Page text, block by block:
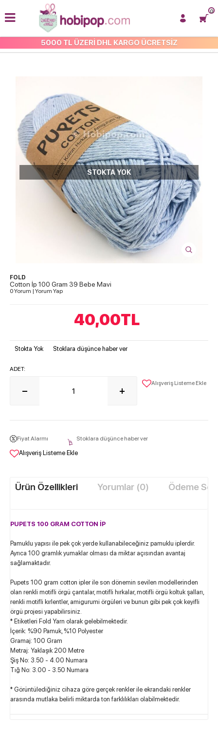
5000 TL ÜZERİ DHL KARGO ÜCRETSİZ
0
ÇOK AMAÇLI COTTON İP
STOKTA YOK
FOLD
Cotton İp 100 Gram 39 Bebe Mavi
0 Yorum | Yorum Yap
40,00TL
Stokta Yok Stoklara düşünce haber ver
ADET:
Alışveriş Listeme Ekle
Fiyat Alarmı Stoklara düşünce haber ver
Alışveriş Listeme Ekle
Ürün Özellikleri Yorumlar (0) Ödeme
PUPETS 100 GRAM COTTON İP
Pamuklu yapısı ile pek çok yerde kullanabileceğiniz pamuklu iplerdir.
Ayrıca 100 gramlık yumaklar olması da miktar açısından avantaj
sağlamaktadır.
Pupets 100 gram cotton ipler ile son dönemin sevilen modellerinden
olan renkli motifli örgü çantalar, motifli hırkalar, motifli örgü koltuk şalları,
renkli motifli kırlentler, amigurumi örgüleri ve bunun gibi pek çok keyifli
örgü projesi yapabilirsiniz.
* Etiketleri Fold Yarn olarak gelebilmektedir.
İçerik: %90 Pamuk, %10 Polyester
Gramaj: 100 Gram
Metraj: Yaklaşık 200 Metre
Şiş No: 3.50 - 4.00 Numara
Tığ No: 3.00 - 3.50 Numara
* Görüntülediğiniz cihaza göre gerçek renkler ile ekrandaki renkler
arasında mutlaka belirli miktarda ton farklılıkları olabilmektedir.